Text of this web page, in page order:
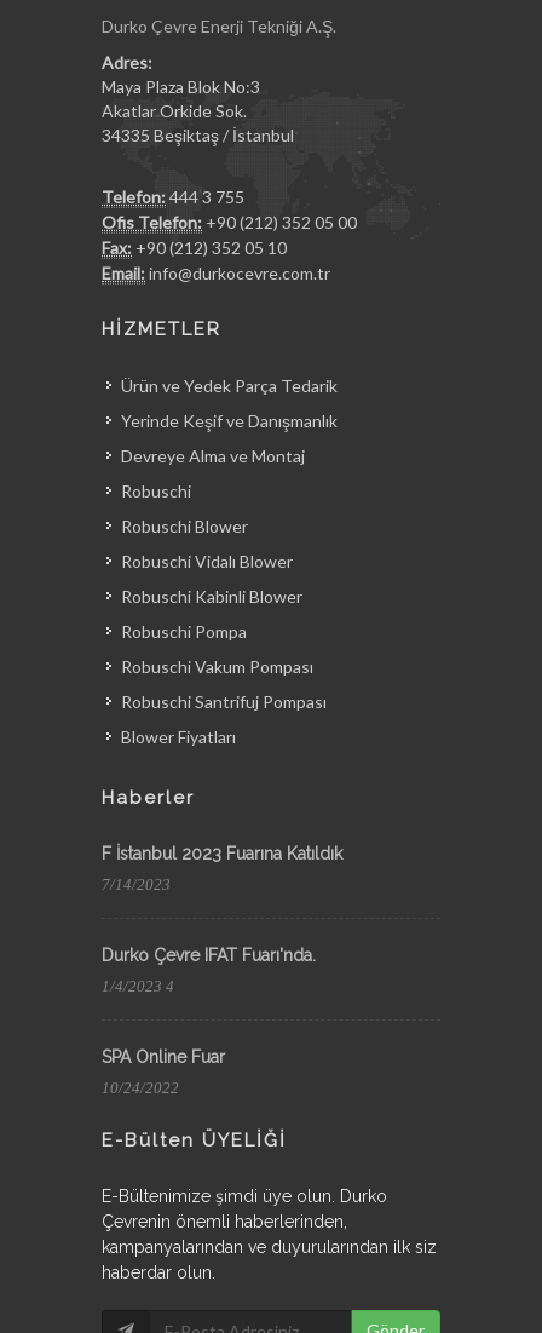
Durko Çevre Enerji Tekniği A.Ş.
Adres:
Maya Plaza Blok No:3
Akatlar Orkide Sok.
34335 Beşiktaş / İstanbul
Telefon: 444 3 755
Ofis Telefon: +90 (212) 352 05 00
Fax: +90 (212) 352 05 10
Email: info@durkocevre.com.tr
HİZMETLER
Ürün ve Yedek Parça Tedarik
Yerinde Keşif ve Danışmanlık
Devreye Alma ve Montaj
Robuschi
Robuschi Blower
Robuschi Vidalı Blower
Robuschi Kabinli Blower
Robuschi Pompa
Robuschi Vakum Pompası
Robuschi Santrifuj Pompası
Blower Fiyatları
Haberler
F İstanbul 2023 Fuarına Katıldık
7/14/2023
Durko Çevre IFAT Fuarı'nda.
1/4/2023 4
SPA Online Fuar
10/24/2022
E-Bülten ÜYELİĞİ
E-Bültenimize şimdi üye olun. Durko
Çevrenin önemli haberlerinden,
kampanyalarından ve duyurularından ilk siz
haberdar olun.